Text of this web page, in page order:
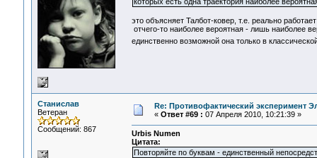
это объясняет Талбот-ковер, т.е. реально
отчего-то наиболее вероятная - лишь наиболее
единственно возможной она только в
Станислав
Ветеран
Сообщений: 867
Re: Противофактический эксперимент
« Ответ #69 : 07 Апреля 2010, 10:21:39 »
Urbis Numen
Цитата:
Повторяйте по буквам - единственный